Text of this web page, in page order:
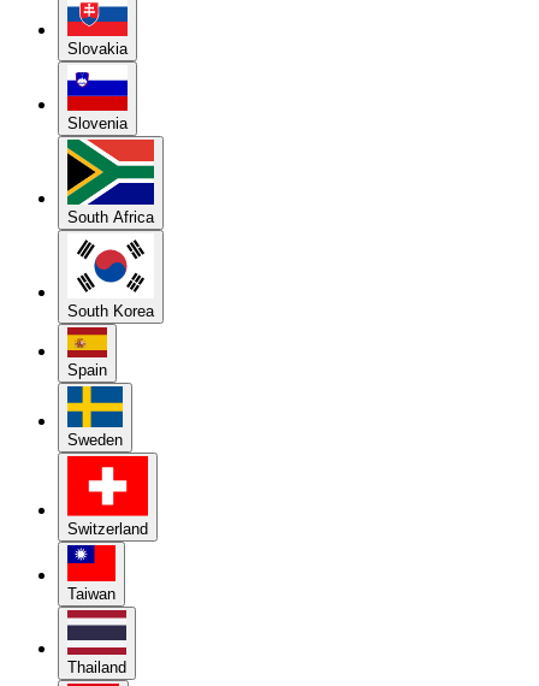
Slovakia
Slovenia
South Africa
South Korea
Spain
Sweden
Switzerland
Taiwan
Thailand